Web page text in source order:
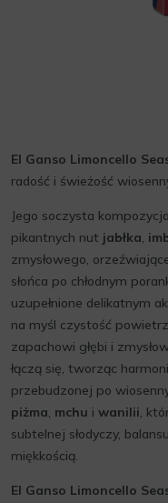
El Ganso Limoncello
radość i świeżość
Jego soczysta
pikantnych nut jabłka,
zmysłowego,
słońca po chłodnym
uzupełnione delikatnym
na myśl czystość
zapachowi głębi i
łączą się, tworząc
przebudzonej po
piżma, mchu i wanilii,
subtelnej słodyczy,
miękkością.
El Ganso Limoncello